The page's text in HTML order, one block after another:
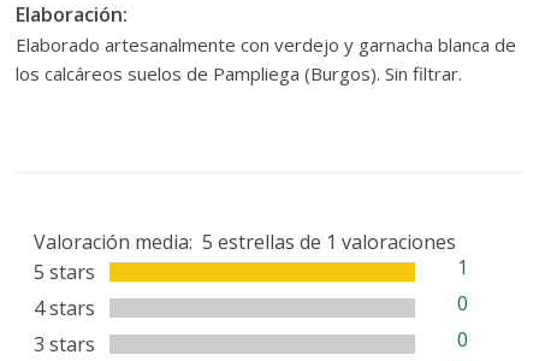
Elaboración:
Elaborado artesanalmente con verdejo y garnacha blanca de
los calcáreos suelos de Pampliega (Burgos). Sin filtrar.
Valoración media:
5 stars
1
4 stars
0
3 stars
0
5 estrellas de 1 valoraciones